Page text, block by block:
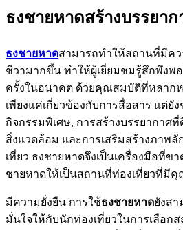
ธงชายหาดสร้างบรรยา
ธงชายหาดสามารถทำให้สถานที่มีค
ชีวามากขึ้น ทำให้ผู้เยี่ยมชมรู้สึกพึงพ
ครั้งในอนาคต ด้วยคุณสมบัติที่หลาก
เพียงแค่เกี่ยวข้องกับการสื่อสาร แต่ยัง
กิจกรรมพิเศษ, การสร้างบรรยากาศ
สิ่งแวดล้อม และการเสริมสร้างภาพ
เที่ยว ธงชายหาดจึงเป็นเครื่องมือที่ข
ชายหาดให้เป็นสถานที่ท่องเที่ยวที่มี
มีความยั่งยืน การใช้ธงชายหาดยังสา
มั่นใจให้กับนักท่องเที่ยวในการเลือก